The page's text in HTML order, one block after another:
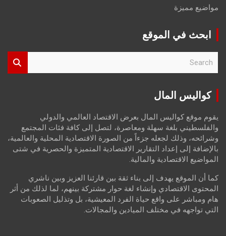
مواضيع مميزة
ابحث في الموقع
r
كواليس المال
يقوم موقع كواليس المال بعرض الاقتصاد العالمي والدولي
والفلسطيني بلغة سهلة ومعاصرة، لتصل إلى كافة فئات المجتمع
وشرائحه، وذلك لجعله جزءاً من الصورة الاقتصادية المحلية والعالمية،
بالإضافة إلى إعداد التقارير الاقتصادية المتميزة والحصرية في شتى
المواضيع الاقتصادية والمالية.
كما أن الموقع يهدف إلى بناء ثقة بين قارئنا العزيز وبين ناشري
المحتوى الاقتصادي وإنشاء لغة حوار مشتركة بينهم، لما لذلك من أثر
هام ومباشر على واقع حياة الفرد المعيشية، بل وتذليل الصعوبات
التي تواجهه في مختلف الميادين والمجالات.